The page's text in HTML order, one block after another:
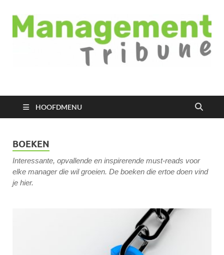
Managementtribune
HOOFDMENU
BOEKEN
Interessante, opvallende en inspirerende must-reads voor
elke manager die wil groeien. De boeken die ertoe doen vind
je hier.